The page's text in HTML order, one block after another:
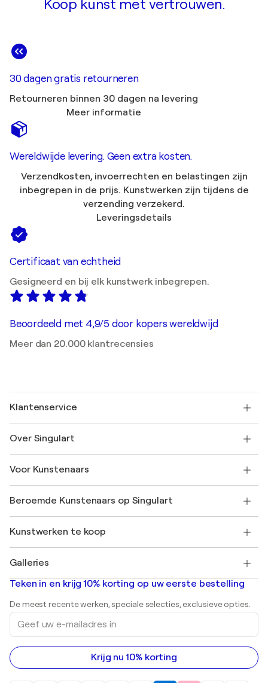
Koop kunst met vertrouwen.
30 dagen gratis retourneren
Retourneren binnen 30 dagen na levering
Meer informatie
Wereldwijde levering. Geen extra kosten.
Verzendkosten, invoerrechten en belastingen zijn
inbegrepen in de prijs. Kunstwerken zijn tijdens de
verzending verzekerd.
Leveringsdetails
Certificaat van echtheid
Gesigneerd en bij elk kunstwerk inbegrepen.
Beoordeeld met 4,9/5 door kopers wereldwijd
Meer dan 20.000 klantrecensies
Klantenservice
Verzenden
SINGULART Cadeaubon
Neem deel aan ons handelsprogramma
Mijn Account
+31 20 241 4758
Over Singulart
Veelgestelde Vragen
Singulart Magazine
Werken bij SINGULART
Ontdek gecureerde originele kunst
Voor Kunstenaars
Inloggen als Artiest
Beroemde Kunstenaars op Singulart
Marc Chagall
Banksy
Mr. Brainwash
Shepard Fairey
Kunstwerken te koop
Abstracte schilderijen te koop
Landschapsschilderijen
Beelden
Acrylverfschilderijen
Galleries
Kunstgaleries in Nederland
Teken in en krijg 10% korting op uw eerste bestelling
De meest recente werken, speciale selecties, exclusieve opties.
Geef
uw
e-
mailadres
in
Krijg nu 10% korting